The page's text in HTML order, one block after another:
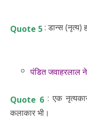
Quote 5: डान्स (नृत्य)
पंडित जवाहरलाल
Quote 6 : एक
कलाकार भी।